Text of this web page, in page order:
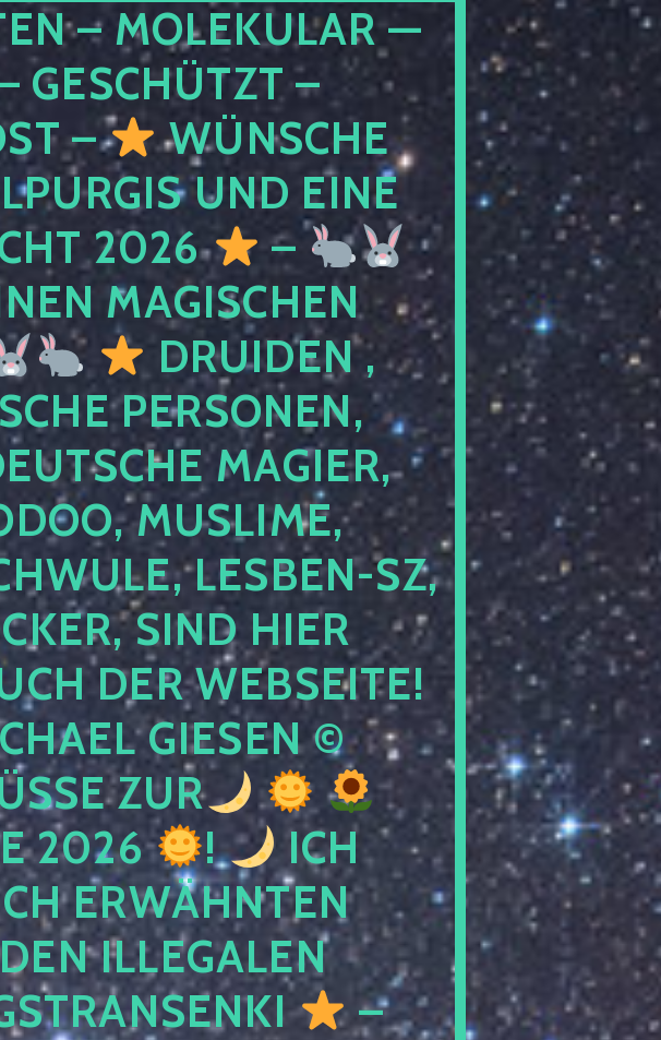
– MOLEKULAR —
GESCHÜTZT –
–
WÜNSCHE
UND EINE
2026
–
MAGISCHEN
DRUIDEN ,
PERSONEN,
MAGIER,
MUSLIME,
LESBEN-SZ,
SIND HIER
DER WEBSEITE!
GIESEN ©
ZUR
2026
!
ICH
ERWÄHNTEN
ILLEGALEN
–